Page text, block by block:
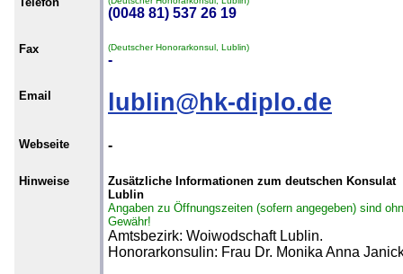
(0048 81) 537 26 19
Fax (Deutscher Honorarkonsul, Lublin)
-
Email lublin@hk-diplo.de
Webseite -
Hinweise
Zusätzliche Informationen zum deutschen Konsulat
Lublin
Angaben zu Öffnungszeiten (sofern angegeben) sind
Gewähr!
Amtsbezirk: Woiwodschaft Lublin.
Honorarkonsulin: Frau Dr. Monika Anna